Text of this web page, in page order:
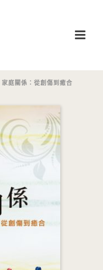
家庭關係：從創傷到癒合